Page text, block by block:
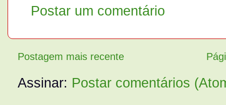
Postar um comentário
Postagem mais recente
Assinar: Postar comentários